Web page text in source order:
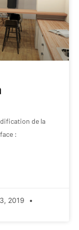
de la
:
2019